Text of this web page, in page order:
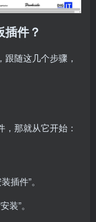
件？
随这几个步骤，
，那就从它开始：
插件”。
装”。